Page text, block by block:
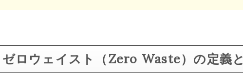
ゼロウェイスト（Zero Waste）の定義